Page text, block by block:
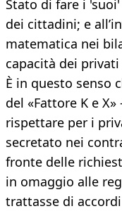
Stato di fare i
dei cittadini; e
matematica nei
capacità dei
È in questo senso
del «Fattore K e
rispettare per i
secretato nei
fronte delle
in omaggio alle
trattasse di